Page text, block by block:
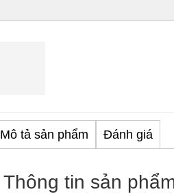
Mô tả sản phẩm Đánh giá
Thông tin sản